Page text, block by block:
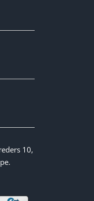
10,